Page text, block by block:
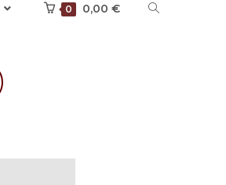
0 0,00 €